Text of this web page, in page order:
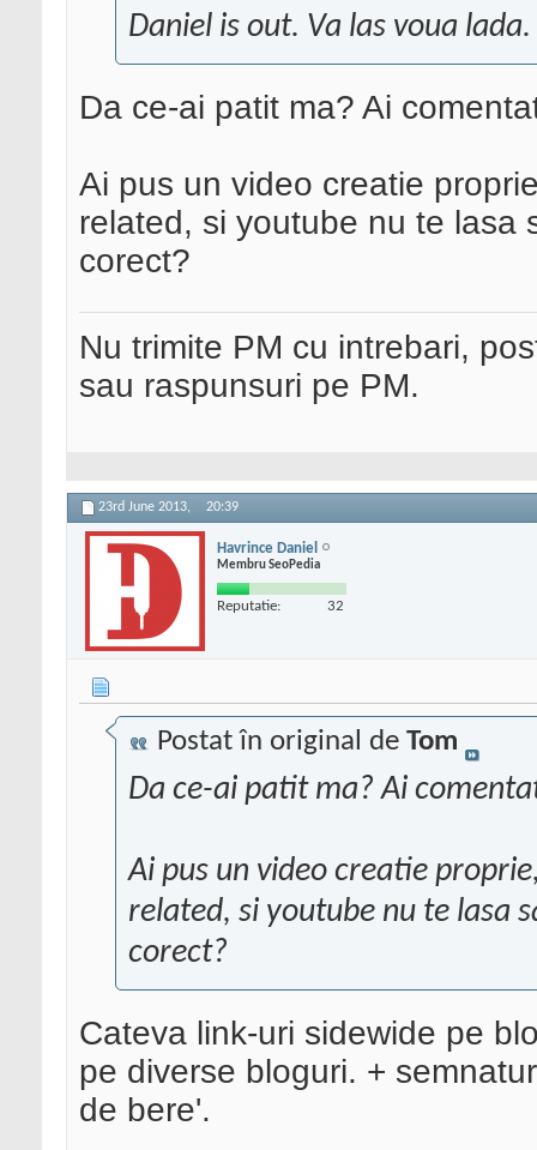
Daniel is out. Va las voua lada.
Da ce-ai patit ma? Ai
Ai pus un video creatie
related, si youtube nu te lasa
corect?
Nu trimite PM cu intrebari,
sau raspunsuri pe PM.
23rd June 2013, 20:39
Havrince Daniel
Membru SeoPedia
Reputatie: 32
Postat în original de Tom
Da ce-ai patit ma? Ai
Ai pus un video creatie
related, si youtube nu te lasa
corect?
Cateva link-uri sidewide pe
pe diverse bloguri. +
de bere'.